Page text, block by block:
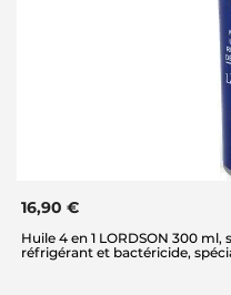
16,90 €
Huile 4 en 1 LORDSON 300
réfrigérant et bactéricide,